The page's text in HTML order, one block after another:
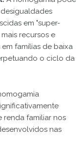
em "super-
recursos e
famílias de baixa
o ciclo da
familiar nos
nas